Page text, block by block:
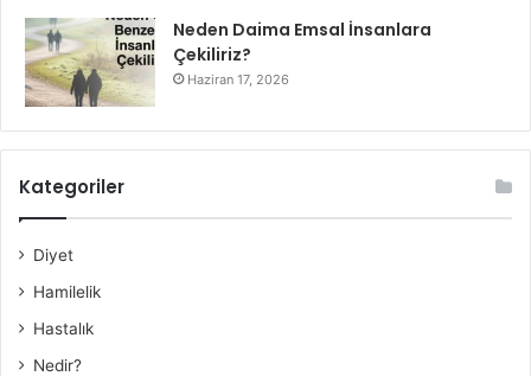
Neden Daima Emsal İnsanlara
Çekiliriz?
Haziran 17, 2026
Kategoriler
Diyet
Hamilelik
Hastalık
Nedir?